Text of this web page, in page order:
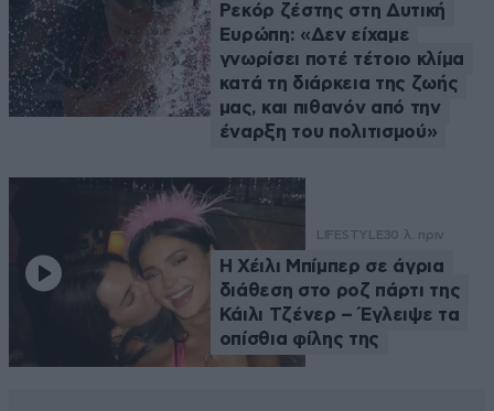
Ρεκόρ ζέστης στη Δυτική
Ευρώπη: «Δεν είχαμε
γνωρίσει ποτέ τέτοιο κλίμα
κατά τη διάρκεια της ζωής
μας, και πιθανόν από την
έναρξη του πολιτισμού»
LIFESTYLE30 λ. πριν
Η Χέιλι Μπίμπερ σε άγρια
διάθεση στο ροζ πάρτι της
Κάιλι Τζένερ – Έγλειψε τα
οπίσθια φίλης της